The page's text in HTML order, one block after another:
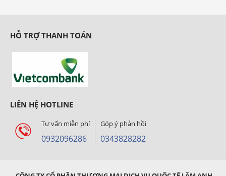
HỖ TRỢ THANH TOÁN
LIÊN HỆ HOTLINE
Tư vấn miễn phí
0932096286
Góp ý phản hồi
0343828282